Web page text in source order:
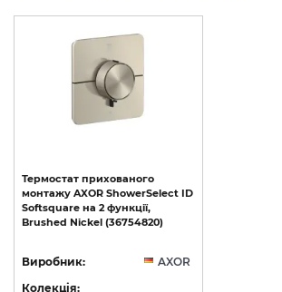
Термостат прихованого
монтажу AXOR ShowerSelect ID
Softsquare на 2 функції,
Brushed Nickel (36754820)
Виробник:
AXOR
Колекція: